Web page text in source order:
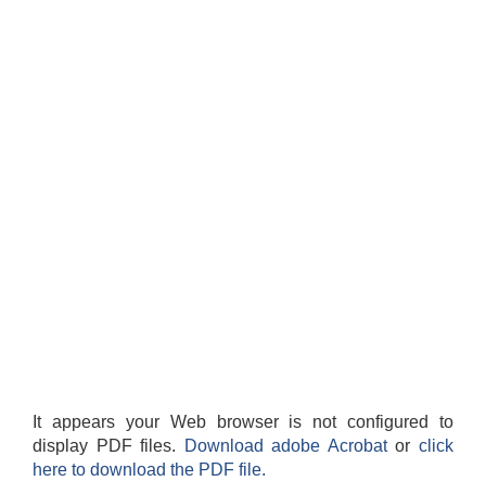
It appears your Web browser is not configured to
display PDF files.
Download adobe Acrobatorclick
here to download the PDF file.